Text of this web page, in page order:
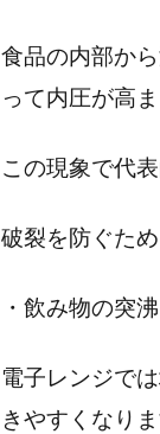
食品の内部か
って内圧が高
この現象で代
破裂を防ぐた
・飲み物の突沸
電子レンジで
きやすくなりま